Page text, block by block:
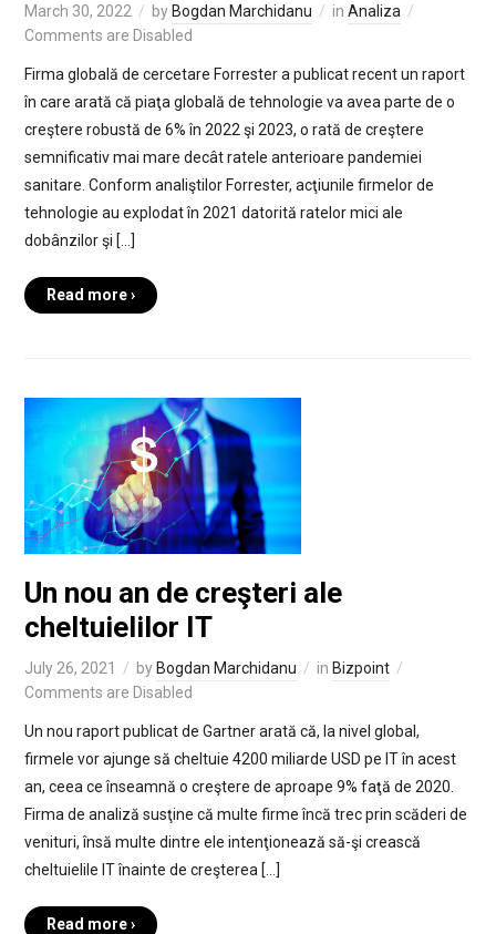
March 30, 2022 by Bogdan Marchidanu in Analiza
Comments are Disabled
Firma globală de cercetare Forrester a publicat recent un raport
în care arată că piaţa globală de tehnologie va avea parte de o
creştere robustă de 6% în 2022 şi 2023, o rată de creştere
semnificativ mai mare decât ratele anterioare pandemiei
sanitare. Conform analiştilor Forrester, acţiunile firmelor de
tehnologie au explodat în 2021 datorită ratelor mici ale
dobânzilor şi […]
Read more ›
Un nou an de creşteri ale
cheltuielilor IT
July 26, 2021 by Bogdan Marchidanu in Bizpoint
Comments are Disabled
Un nou raport publicat de Gartner arată că, la nivel global,
firmele vor ajunge să cheltuie 4200 miliarde USD pe IT în acest
an, ceea ce înseamnă o creştere de aproape 9% faţă de 2020.
Firma de analiză susţine că multe firme încă trec prin scăderi de
venituri, însă multe dintre ele intenţionează să-şi crească
cheltuielile IT înainte de creşterea […]
Read more ›